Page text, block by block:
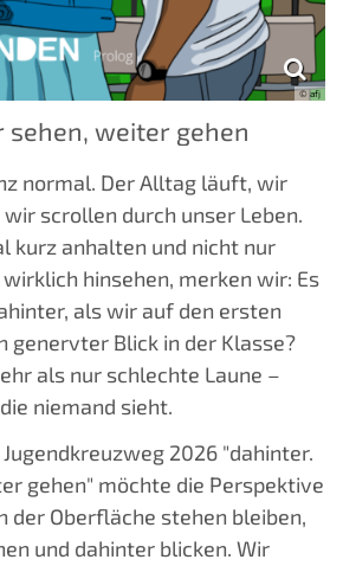
© afj
weiter gehen
normal. Der Alltag läuft, wir
scrollen durch unser Leben.
kurz anhalten und nicht nur
hinsehen, merken wir: Es
als wir auf den ersten
genervter Blick in der Klasse?
als nur schlechte Laune –
niemand sieht.
2026 "dahinter.
gehen" möchte die Perspektive
der Oberfläche stehen bleiben,
und dahinter blicken. Wir